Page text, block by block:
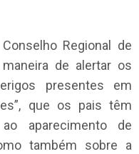
Regional de
de alertar os
presentes em
que os pais têm
aparecimento de
também sobre a